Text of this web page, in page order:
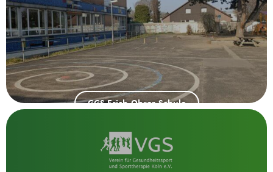
GGS Erich-Ohser-Schule